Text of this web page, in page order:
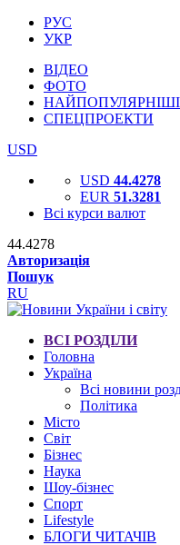
РУС
УКР
ВІДЕО
ФОТО
НАЙПОПУЛЯРНІШІ
СПЕЦПРОЕКТИ
USD
USD 44.4278
EUR 51.3281
Всі курси валют
44.4278
Авторизація
Пошук
RU
ВСІ РОЗДІЛИ
Головна
Україна
Всі новини
Політика
Місто
Світ
Бізнес
Наука
Шоу-бізнес
Спорт
Lifestyle
БЛОГИ ЧИТАЧІВ